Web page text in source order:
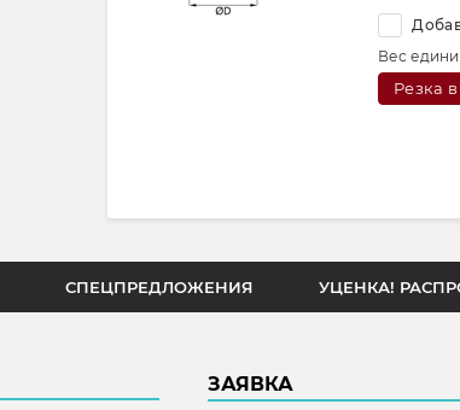
Вес
Резка
СПЕЦПРЕДЛОЖЕНИЯ УЦЕНКА!
ЗАЯВКА